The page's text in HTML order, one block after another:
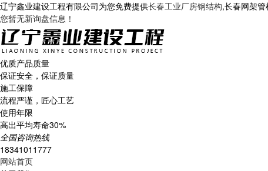
辽宁鑫业建设工程有限公司为您免费提供长春工业厂房钢结构,长春网架
您暂无新询盘信息！
优质产品质量
保证安全，保证质量
施工保障
流程严谨，匠心工艺
使用年限
高出平均寿命30%
全国咨询热线
18341011777
网站首页